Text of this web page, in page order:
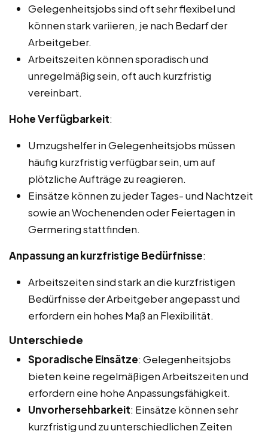
Gelegenheitsjobs sind oft sehr flexibel und
können stark variieren, je nach Bedarf der
Arbeitgeber.
Arbeitszeiten können sporadisch und
unregelmäßig sein, oft auch kurzfristig
vereinbart.
Hohe Verfügbarkeit:
Umzugshelfer in Gelegenheitsjobs müssen
häufig kurzfristig verfügbar sein, um auf
plötzliche Aufträge zu reagieren.
Einsätze können zu jeder Tages- und Nachtzeit
sowie an Wochenenden oder Feiertagen in
Germering stattfinden.
Anpassung an kurzfristige Bedürfnisse:
Arbeitszeiten sind stark an die kurzfristigen
Bedürfnisse der Arbeitgeber angepasst und
erfordern ein hohes Maß an Flexibilität.
Unterschiede
Sporadische Einsätze: Gelegenheitsjobs
bieten keine regelmäßigen Arbeitszeiten und
erfordern eine hohe Anpassungsfähigkeit.
Unvorhersehbarkeit: Einsätze können sehr
kurzfristig und zu unterschiedlichen Zeiten